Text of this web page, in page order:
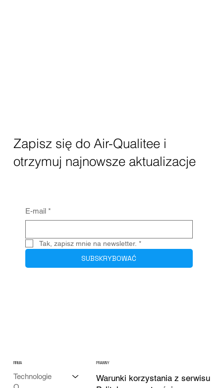
Zapisz się do Air-Qualitee i
otrzymuj najnowsze aktualizacje
E-mail *
Tak, zapisz mnie na newsletter. *
SUBSKRYBOWAĆ
FIRMA
Technologie
PRAWNY
Warunki korzystania z serwisu